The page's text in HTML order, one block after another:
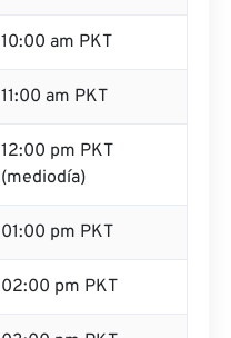
10:00 am PKT
11:00 am PKT
12:00 pm PKT
(mediodía)
01:00 pm PKT
02:00 pm PKT